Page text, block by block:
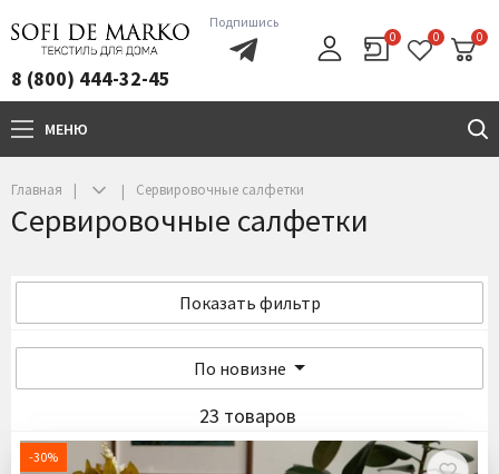
8 (800) 444-32-45
Подпишись
0 0 0
МЕНЮ
Главная Сервировочные салфетки
Сервировочные салфетки
Показать фильтр
По новизне
23 товаров
-30%